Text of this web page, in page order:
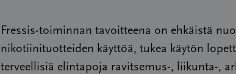
Fressis-toiminnan tavoitteena on ehkäistä
nikotiinituotteiden käyttöä, tukea käytön
terveellisiä elintapoja ravitsemus-, liikunta-,